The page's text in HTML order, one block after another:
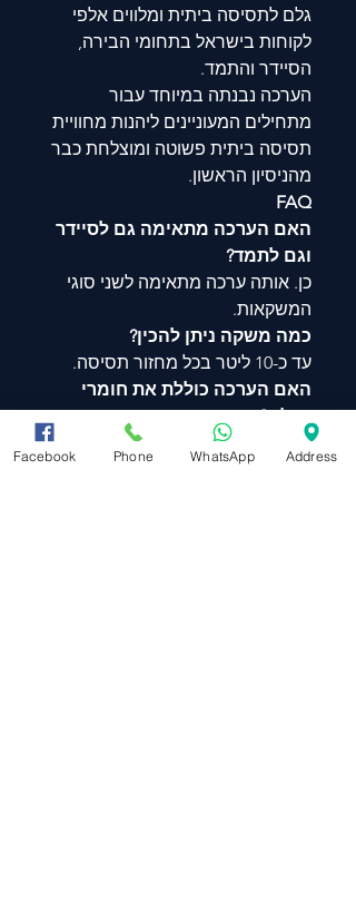
גלם לתסיסה ביתית ומלווים אלפי
לקוחות בישראל בתחומי הבירה,
הסיידר והתמד.
הערכה נבנתה במיוחד עבור
מתחילים המעוניינים ליהנות מחוויית
תסיסה ביתית פשוטה ומוצלחת כבר
מהניסיון הראשון.
FAQ
האם הערכה מתאימה גם לסיידר
וגם לתמד?
כן. אותה ערכה מתאימה לשני סוגי
המשקאות.
כמה משקה ניתן להכין?
עד כ-10 ליטר בכל מחזור תסיסה.
האם הערכה כוללת את חומרי
הגלם?
הערכה כוללת שמרים בלבד. מיץ
תפוחים (לסיידר) או דבש (לתמד) יש
Facebook Phone WhatsApp Address